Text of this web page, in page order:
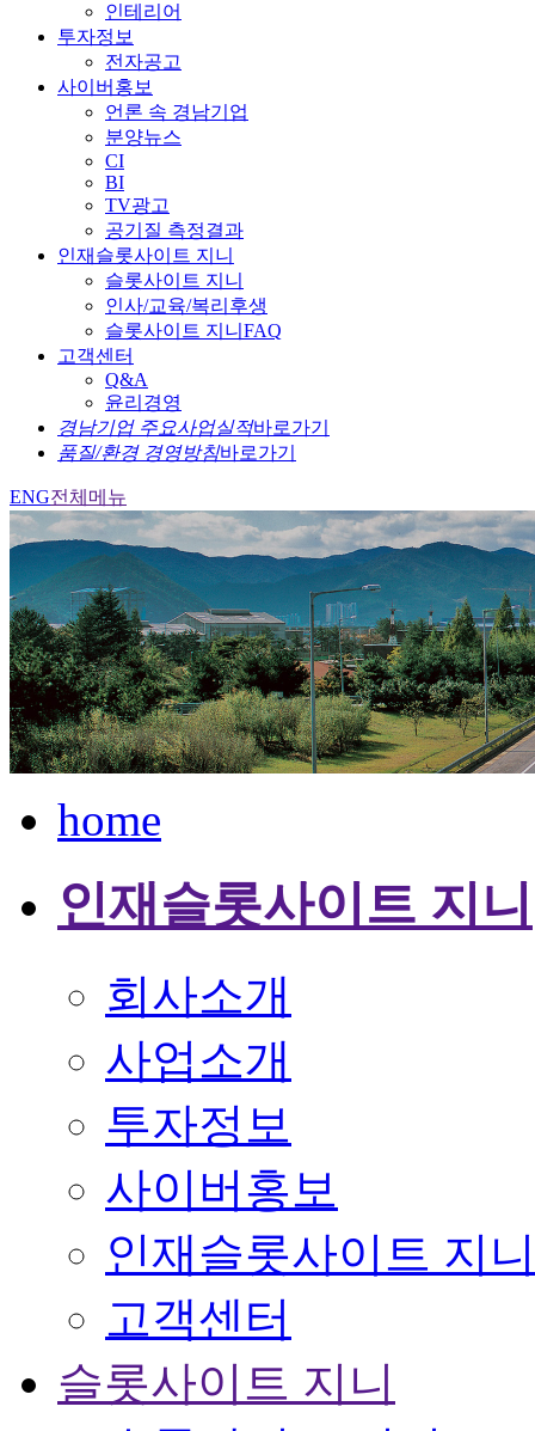
인테리어
투자정보
전자공고
사이버홍보
언론 속 경남기업
분양뉴스
CI
BI
TV광고
공기질 측정결과
인재슬롯사이트 지니
슬롯사이트 지니
인사/교육/복리후생
슬롯사이트 지니FAQ
고객센터
Q&A
윤리경영
경남기업 주요사업실적바로가기
품질/환경 경영방침바로가기
ENG전체메뉴
home
인재슬롯사이트 지니
회사소개
사업소개
투자정보
사이버홍보
인재슬롯사이트 지니
고객센터
슬롯사이트 지니